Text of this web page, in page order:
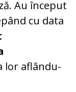
Au început
cu data
lor aflându-